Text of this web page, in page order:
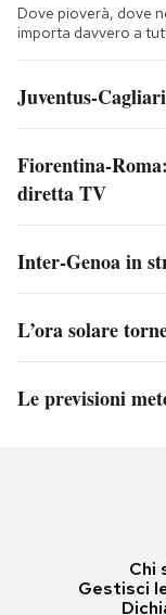
Dove pioverà, dove
importa davvero a
Juventus-
Fiorentina-
diretta TV
Inter-Genoa in
L’ora solare
Le previsioni
Chi
Gestisci